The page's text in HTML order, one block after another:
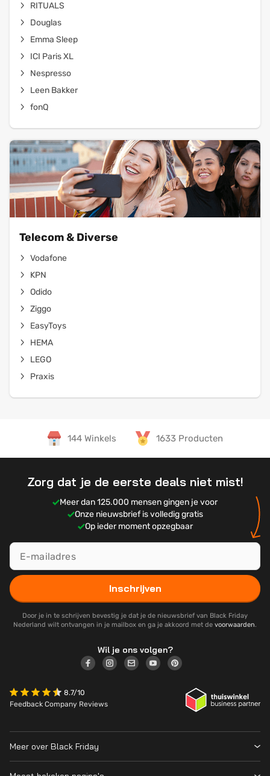
RITUALS
Douglas
Emma Sleep
ICI Paris XL
Nespresso
Leen Bakker
fonQ
Telecom & Diverse
Vodafone
KPN
Odido
Ziggo
EasyToys
HEMA
LEGO
Praxis
144 Winkels 1633 Producten
Zorg dat je de eerste deals niet mist!
Meer dan 125.000 mensen gingen je voor
Onze nieuwsbrief is volledig gratis
Op ieder moment opzegbaar
Inschrijven
Door je in te schrijven bevestig je dat je de nieuwsbrief van Black Friday
Nederland wilt ontvangen in je mailbox en ga je akkoord met de voorwaarden.
Wil je ons volgen?
8.7/10
Feedback Company Reviews
Meer over Black Friday